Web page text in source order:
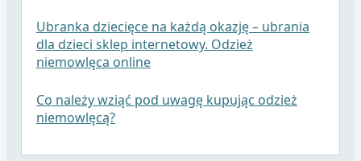
Ubranka dziecięce na każdą okazję – ubrania
dla dzieci sklep internetowy. Odzież
niemowlęca online
Co należy wziąć pod uwagę kupując odzież
niemowlęcą?